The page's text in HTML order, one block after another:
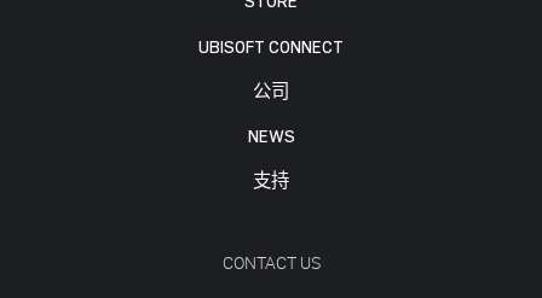
UBISOFT CONNECT
公司
NEWS
支持
CONTACT US